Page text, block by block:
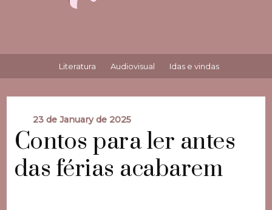
Literatura Audiovisual Idas e vindas
23 de January de 2025
Contos para ler antes
das férias acabarem